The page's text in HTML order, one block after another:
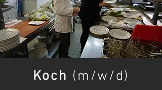
Koch (m/w/d)